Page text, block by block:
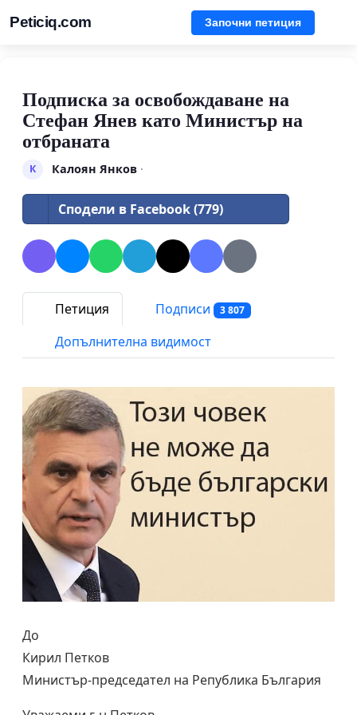
Peticiq.com Започни петиция
Подписка за освобождаване на
Стефан Янев като Министър на
отбраната
К Калоян Янков·
Сподели в Facebook (779)
Петиция Подписи 3 807
Допълнителна видимост
До
Кирил Петков
Министър-председател на Република България